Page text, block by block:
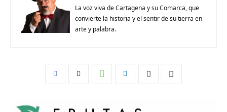
La voz viva de Cartagena y su Comarca, que
convierte la historia y el sentir de su tierra en
arte y palabra.